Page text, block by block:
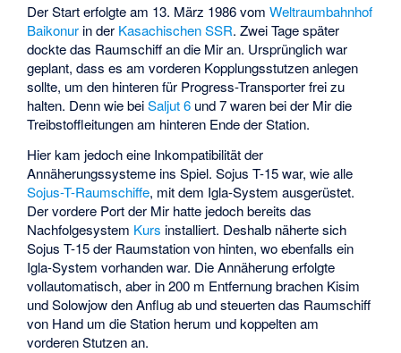
Der Start erfolgte am 13. März 1986 vomWeltraumbahnhof
Baikonur in der Kasachischen SSR. Zwei Tage später
dockte das Raumschiff an die Mir an. Ursprünglich war
geplant, dass es am vorderen Kopplungsstutzen anlegen
sollte, um den hinteren für Progress-Transporter frei zu
halten. Denn wie beiSaljut 6 und 7 waren bei der Mir die
Treibstoffleitungen am hinteren Ende der Station.
Hier kam jedoch eine Inkompatibilität der
Annäherungssysteme ins Spiel. Sojus T-15 war, wie alle
Sojus-T-Raumschiffe, mit dem Igla-System ausgerüstet.
Der vordere Port der Mir hatte jedoch bereits das
Nachfolgesystem Kurs installiert. Deshalb näherte sich
Sojus T-15 der Raumstation von hinten, wo ebenfalls ein
Igla-System vorhanden war. Die Annäherung erfolgte
vollautomatisch, aber in 200 m Entfernung brachen Kisim
und Solowjow den Anflug ab und steuerten das Raumschiff
von Hand um die Station herum und koppelten am
vorderen Stutzen an.